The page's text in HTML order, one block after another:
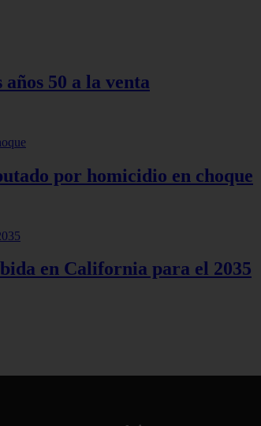
50 a la venta
por homicidio en choque
en California para el 2035